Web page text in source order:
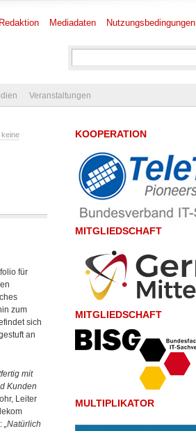
Redaktion Mediadaten Nutzungsbedingungen
Veranstaltungen
für
zum
sich
an
mit
Kunden
Leiter
„Natürlich
KOOPERATION
MITGLIEDSCHAFT
MITGLIEDSCHAFT
MULTIPLIKATOR